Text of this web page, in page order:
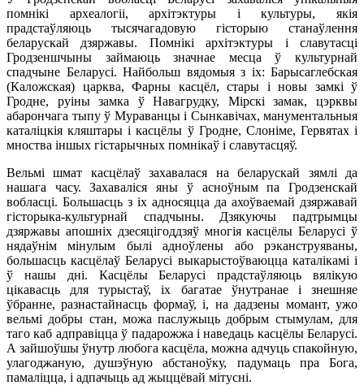
помнікі археалогіі, архітэктуры і культуры, якія
прадстаўляюць тысячагадовую гісторыю станаўлення
беларускай дзяржавы. Помнікі архітэктуры і славутасці
Гродзеншчыны займаюць значнае месца ў культурнай
спадчыне Беларусі. Найбольш вядомыя з іх: Барысаглебская
(Каложская) царква, Фарны касцёл, стары і новы замкі ў
Гродне, руіны замка ў Навагрудку, Мірскі замак, цэрквы
абарончага тыпу ў Мураванцы і Сынкавічах, манументальныя
каталіцкія кляштары і касцёлы ў Гродне, Слоніме, Гервятах і
мноства іншых гістарычных помнікаў і славутасцяў.
Вельмі шмат касцёлаў захавалася на беларускай зямлі да
нашага часу. Захаваліся яны ў асноўным па Гродзенскай
вобласці. Большасць з іх адносяцца да ахоўваемай дзяржавай
гісторыка-культурнай спадчыны. Дзякуючы падтрымцы
дзяржавы апошніх дзесяцігоддзяў многія касцёлы Беларусі ў
нядаўнім мінулым былі адноўлены або рэканструяваны,
большасць касцёлаў Беларусі выкарыстоўваюцца каталікамі і
ў нашы дні. Касцёлы Беларусі прадстаўляюць вялікую
цікавасць для турыстаў, іх багатае ўнутранае і знешняе
ўбранне, разнастайнасць формаў, і, на дадзены момант, ужо
вельмі добры стан, можа паслужыць добрым стымулам, для
таго каб адправіцца ў падарожжа і наведаць касцёлы Беларусі.
А зайшоўшы ўнутр любога касцёла, можна адчуць спакойную,
улагоджаную, душэўную абстаноўку, падумаць пра Бога,
памаліцца, і адпачыць ад жыццёвай мітусні.